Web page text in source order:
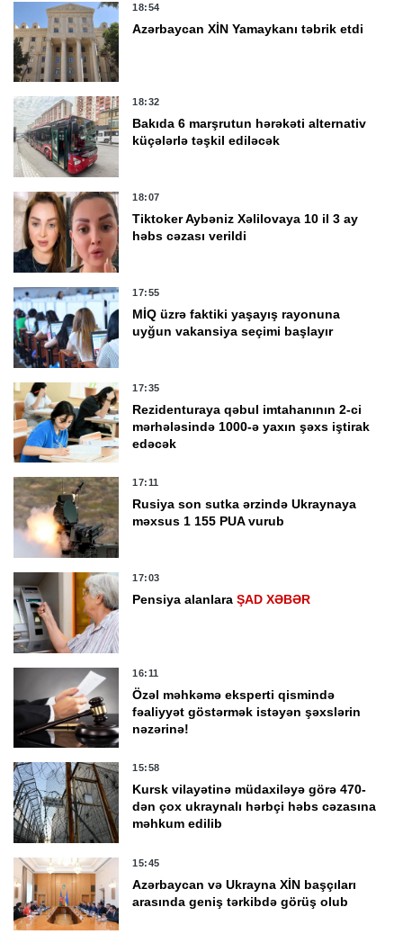
18:54
Azərbaycan XİN Yamaykanı təbrik etdi
18:32
Bakıda 6 marşrutun hərəkəti alternativ
küçələrlə təşkil ediləcək
18:07
Tiktoker Aybəniz Xəlilovaya 10 il 3 ay
həbs cəzası verildi
17:55
MİQ üzrə faktiki yaşayış rayonuna
uyğun vakansiya seçimi başlayır
17:35
Rezidenturaya qəbul imtahanının 2-ci
mərhələsində 1000-ə yaxın şəxs iştirak
edəcək
17:11
Rusiya son sutka ərzində Ukraynaya
məxsus 1 155 PUA vurub
17:03
Pensiya alanlaraŞAD XƏBƏR
16:11
Özəl məhkəmə eksperti qismində
fəaliyyət göstərmək istəyən şəxslərin
nəzərinə!
15:58
Kursk vilayətinə müdaxiləyə görə 470-
dən çox ukraynalı hərbçi həbs cəzasına
məhkum edilib
15:45
Azərbaycan və Ukrayna XİN başçıları
arasında geniş tərkibdə görüş olub